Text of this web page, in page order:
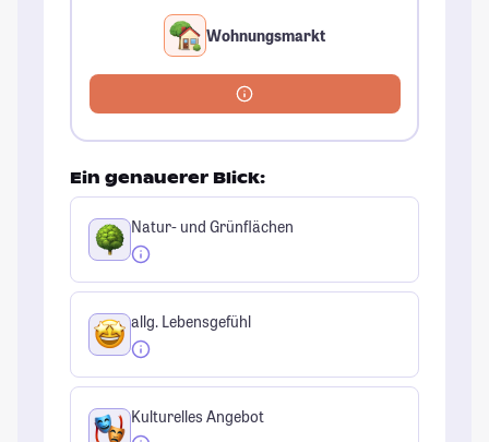
Wohnungsmarkt
Ein genauerer Blick:
Natur- und Grünflächen
allg. Lebensgefühl
Kulturelles Angebot